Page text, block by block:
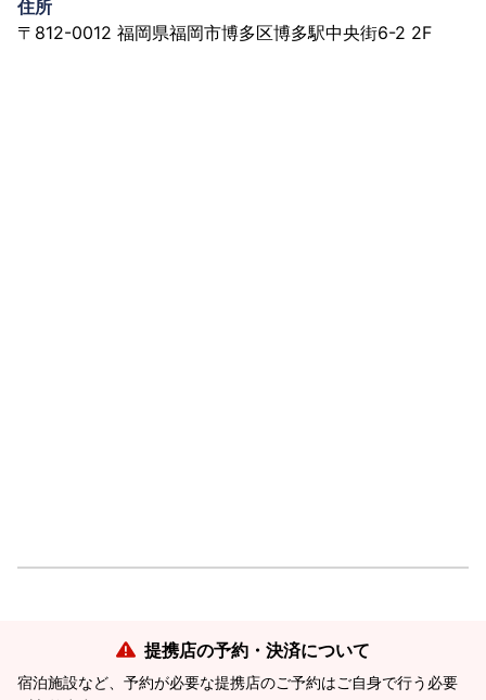
住所
〒812-0012 福岡県福岡市博多区博多駅中央街6-2 2F
提携店の予約・決済について
宿泊施設など、予約が必要な提携店のご予約はご自身で行う必要